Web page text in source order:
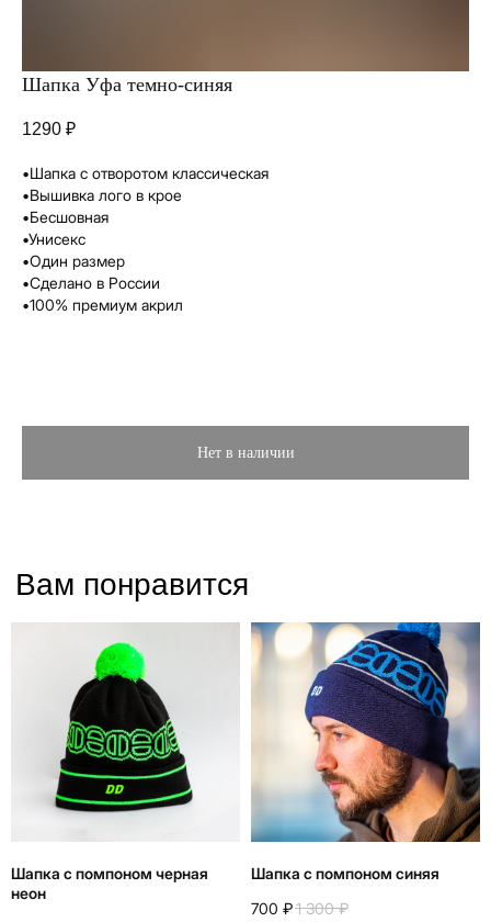
Шапка Уфа темно-синяя
1290 ₽
•Шапка с отворотом классическая
•Вышивка лого в крое
•Бесшовная
•Унисекс
•Один размер
•Сделано в России
•100% премиум акрил
Нет в наличии
Вам понравится
Шапка с помпоном черная
неон
Шапка с помпоном синяя
700 ₽1 300 ₽